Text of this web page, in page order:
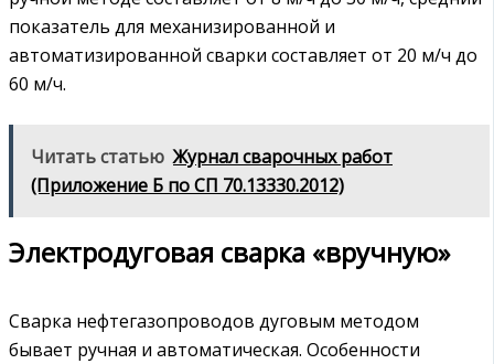
показатель для механизированной и
автоматизированной сварки составляет от 20 м/ч до
60 м/ч.
Читать статью Журнал сварочных работ
(Приложение Б по СП 70.13330.2012)
Электродуговая сварка «вручную»
Сварка нефтегазопроводов дуговым методом
бывает ручная и автоматическая. Особенности